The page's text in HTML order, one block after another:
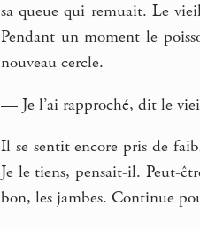
sa queue qui remuait. Le
Pendant un moment le
nouveau cercle.
— Je l’ai rapproché, dit le
Il se sentit encore pris de
Je le tiens, pensait-il. Peut-
bon, les jambes. Continue